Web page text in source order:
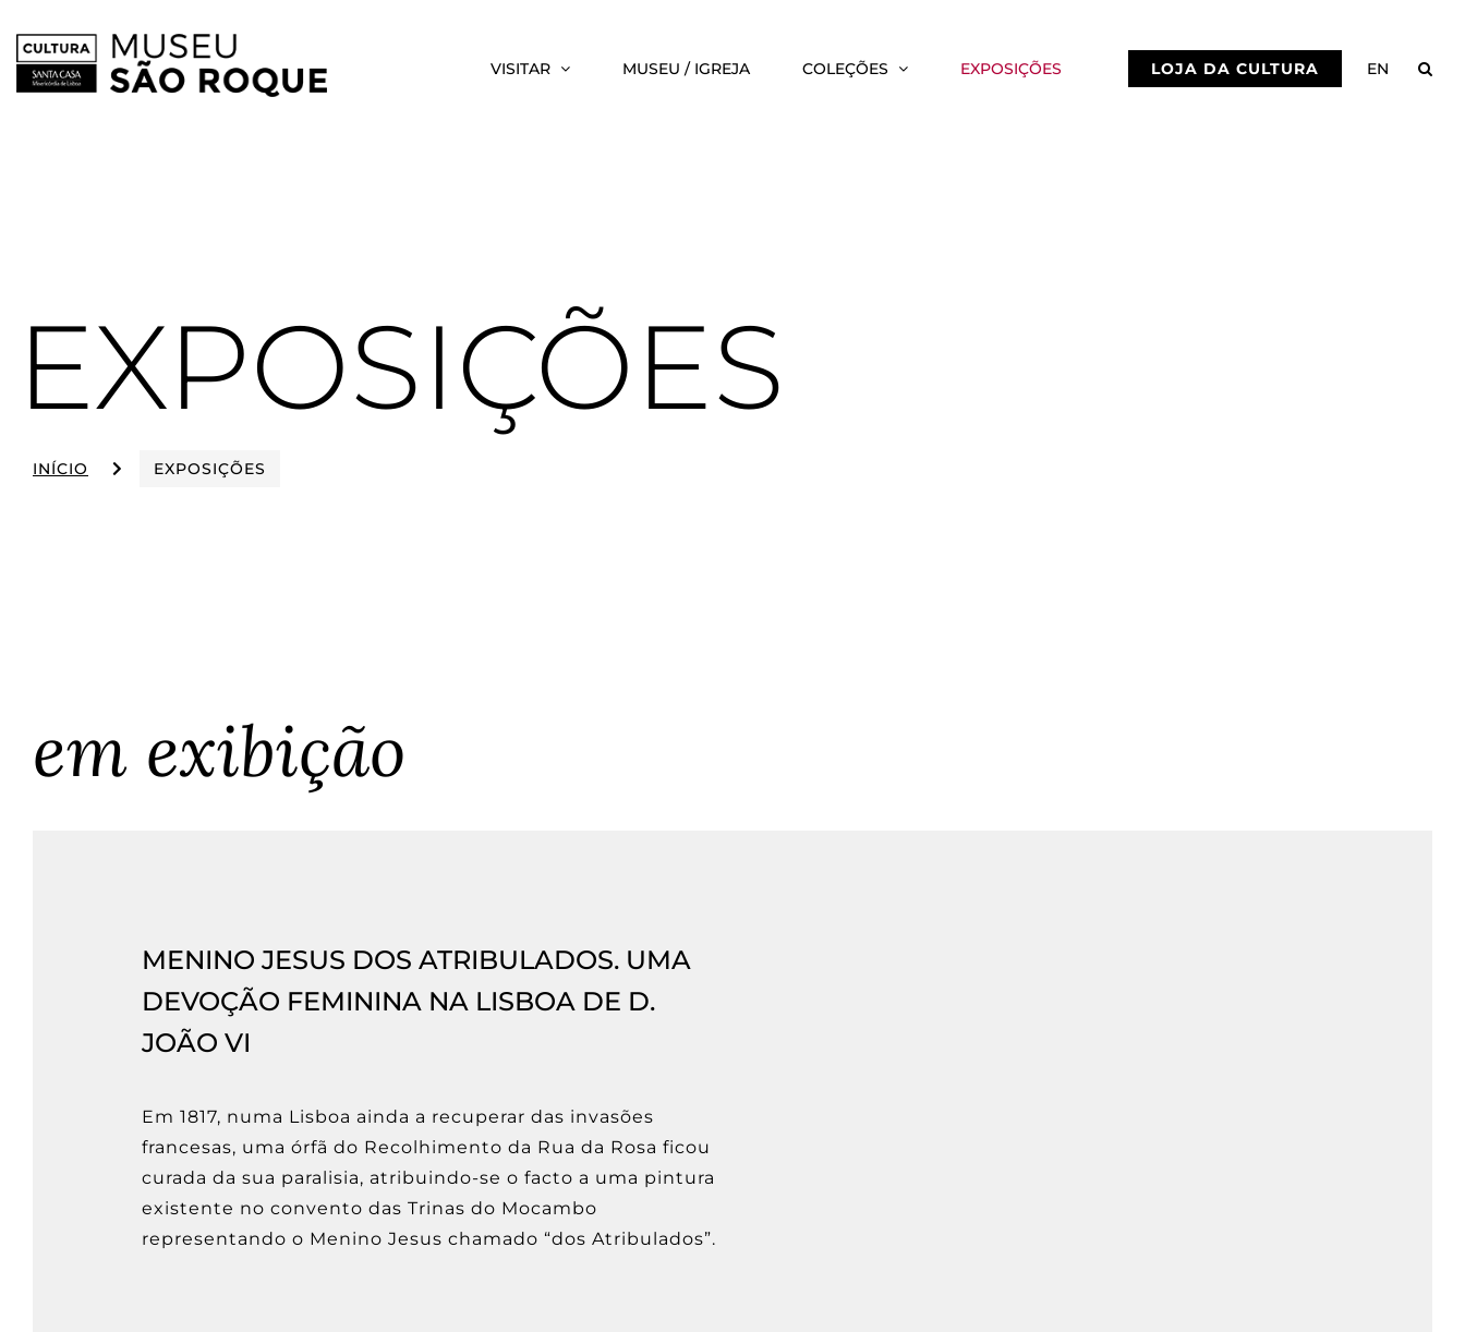
content
VISITAR MUSEU / IGREJA COLEÇÕES EXPOSIÇÕES LOJA DA CULTURA EN
EXPOSIÇÕES
INÍCIO EXPOSIÇÕES
em exibição
MENINO JESUS DOS ATRIBULADOS. UMA
DEVOÇÃO FEMININA NA LISBOA DE D.
JOÃO VI
Em 1817, numa Lisboa ainda a recuperar das invasões
francesas, uma órfã do Recolhimento da Rua da Rosa ficou
curada da sua paralisia, atribuindo-se o facto a uma pintura
existente no convento das Trinas do Mocambo
representando o Menino Jesus chamado “dos Atribulados”.